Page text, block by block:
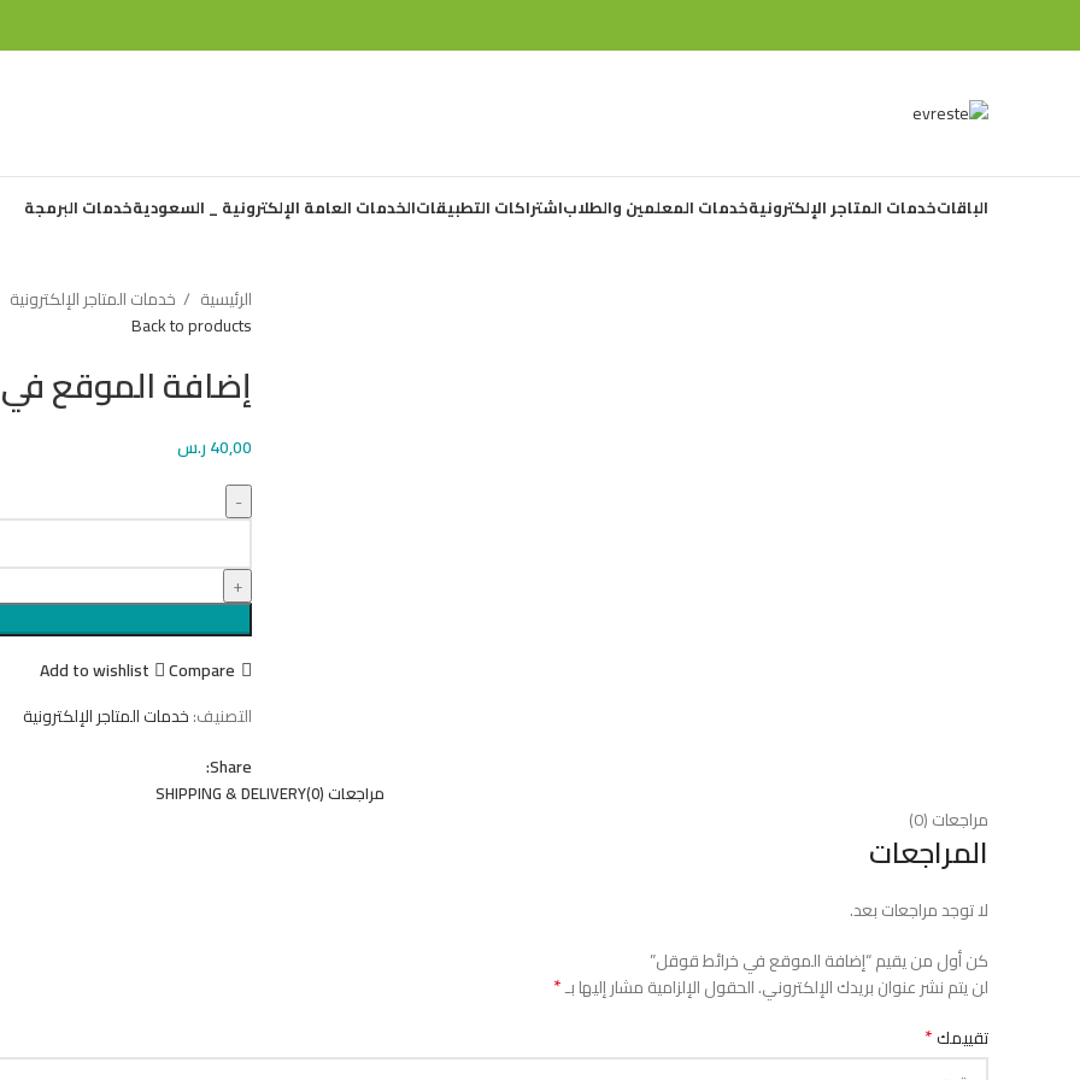
الباقاتخدمات المتاجر الإلكترونيةخدمات المعلمين والطلاباشتراكات التطبيقاتالخدمات العامة الإلكترونية _ السعوديةخدمات البرمجة
الرئيسية خدمات المتاجر الإلكترونية
Back to products
إضافة الموقع
40,00ر.س
Compare
Add to wishlist
التصنيف:خدمات المتاجر الإلكترونية
Share:
مراجعات (0) SHIPPING & DELIVERY
مراجعات (0)
المراجعات
لا توجد مراجعات بعد.
كن أول من يقيم “إضافة الموقع في خرائط قوقل”
لن يتم نشر عنوان بريدك الإلكتروني.الحقول الإلزامية مشار إليها بـ*
تقييمك*